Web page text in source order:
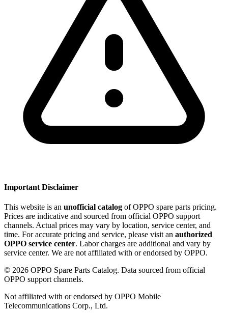
Important Disclaimer
This website is an unofficial catalog of OPPO spare parts pricing.
Prices are indicative and sourced from official OPPO support
channels. Actual prices may vary by location, service center, and
time. For accurate pricing and service, please visit an authorized
OPPO service center. Labor charges are additional and vary by
service center. We are not affiliated with or endorsed by OPPO.
© 2026 OPPO Spare Parts Catalog. Data sourced from official
OPPO support channels.
Not affiliated with or endorsed by OPPO Mobile
Telecommunications Corp., Ltd.